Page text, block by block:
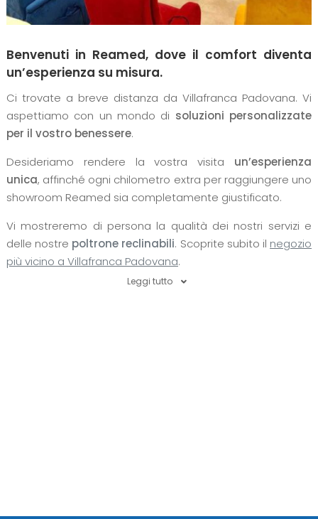
Benvenuti in Reamed, dove il comfort diventa
un’esperienza su misura.
Ci trovate a breve distanza da Villafranca Padovana. Vi
aspettiamo con un mondo di soluzioni personalizzate
per il vostro benessere.
Desideriamo rendere la vostra visita un’esperienza
unica, affinché ogni chilometro extra per raggiungere uno
showroom Reamed sia completamente giustificato.
Vi mostreremo di persona la qualità dei nostri servizi e
delle nostre poltrone reclinabili. Scoprite subito il negozio
più vicino a Villafranca Padovana.
Leggi tutto